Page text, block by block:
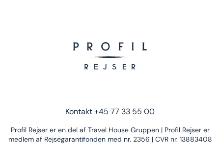
Kontakt+45 77 33 55 00
Profil Rejser er en del af Travel House Gruppen | Profil Rejser er
medlem af Rejsegarantifonden med nr. 2356 | CVR nr. 13883408